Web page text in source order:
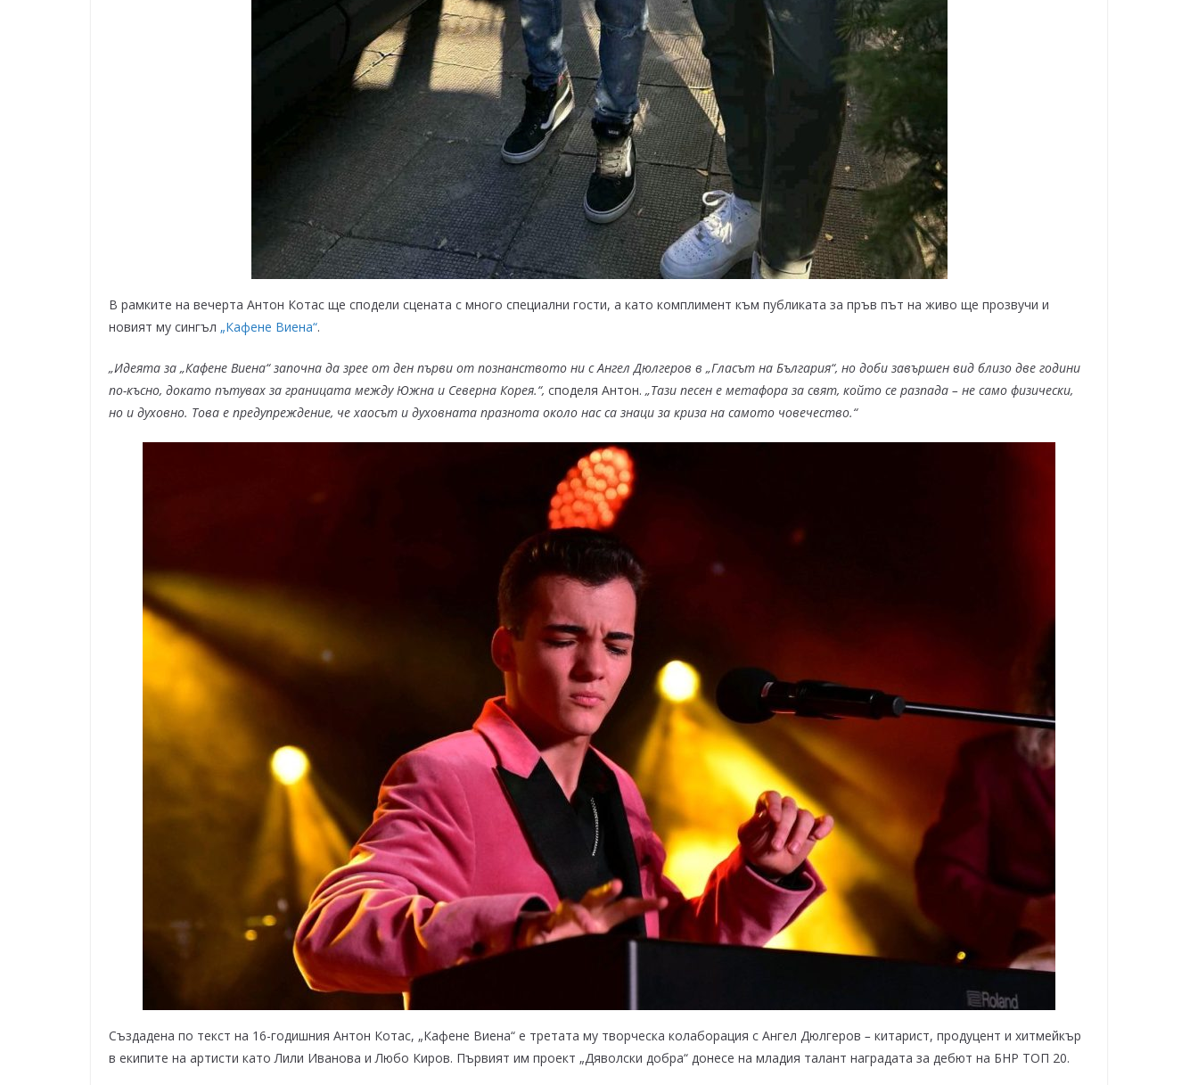
В рамките на вечерта Антон Котас ще сподели сцената с много специални гости, а като комплимент към публиката за пръв път на живо ще прозвучи и
новият му сингъл „Кафене Виена“.
„Идеята за „Кафене Виена“ започна да зрее от ден първи от познанството ни сАнгел Дюлгеров в „Гласът на България“, но доби завършен вид близо две години
по-късно, докато пътувах за границата между Южна и Северна Корея.“, споделя Антон. „Тази песен е метафора за свят, който се разпада – не само физически,
но и духовно. Това е предупреждение, че хаосът и духовната празнота около нас са знаци за криза на самото човечество.“
Създадена по текст на 16-годишния Антон Котас, „Кафене Виена“ е третата му творческа колаборация с Ангел Дюлгеров – китарист, продуцент и хитмейкър
в екипите на артисти като Лили Иванова и Любо Киров. Първият им проект „Дяволски добра“ донесе на младия талант наградата за дебют на БНР ТОП 20.